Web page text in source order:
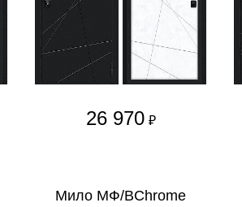
26 970 ₽
Мило МФ/BChrome